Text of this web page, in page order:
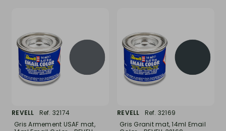
REVELL
Ref. 32174
Gris Armement USAF mat,
REVELL
Ref. 32169
Gris Granit mat, 14ml Email